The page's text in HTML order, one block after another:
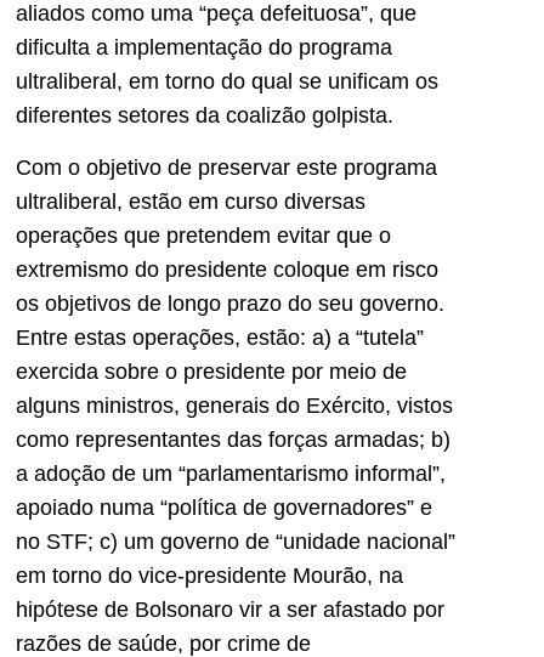
aliados como uma “peça defeituosa”, que
dificulta a implementação do programa
ultraliberal, em torno do qual se unificam os
diferentes setores da coalizão golpista.
Com o objetivo de preservar este programa
ultraliberal, estão em curso diversas
operações que pretendem evitar que o
extremismo do presidente coloque em risco
os objetivos de longo prazo do seu governo.
Entre estas operações, estão: a) a “tutela”
exercida sobre o presidente por meio de
alguns ministros, generais do Exército, vistos
como representantes das forças armadas; b)
a adoção de um “parlamentarismo informal”,
apoiado numa “política de governadores” e
no STF; c) um governo de “unidade nacional”
em torno do vice-presidente Mourão, na
hipótese de Bolsonaro vir a ser afastado por
razões de saúde, por crime de